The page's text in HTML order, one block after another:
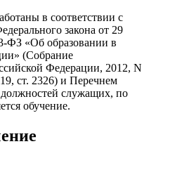
в соответствии с
закона от 29
ФЗ «Об образовании в
(Собрание
Федерации, 2012, N
ст. 2326) и Перечнем
служащих, по
обучение.